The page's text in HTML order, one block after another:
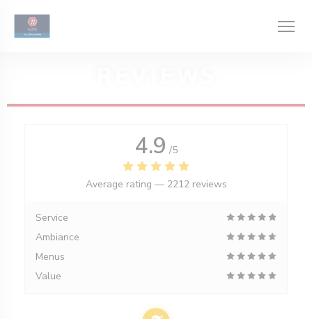
4.9 /5
Average rating — 2212 reviews
Service
Ambiance
Menus
Value